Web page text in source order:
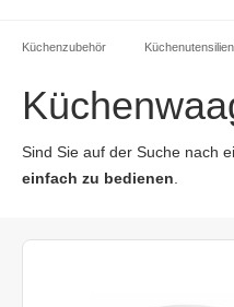
Küchenzubehör Küchenutensilien
Sind Sie auf der Suche nach
einfach zu bedienen